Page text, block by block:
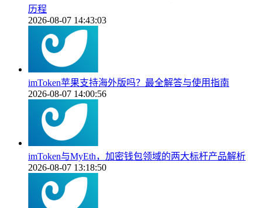
历程
2026-08-07 14:43:03
imToken苹果支持海外版吗？最全解答与使用指南
2026-08-07 14:00:56
imToken与MyEth，加密钱包领域的两大标杆产品解析
2026-08-07 13:18:50